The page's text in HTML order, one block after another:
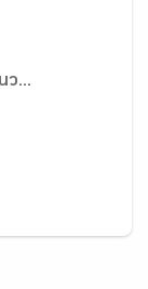
ว...